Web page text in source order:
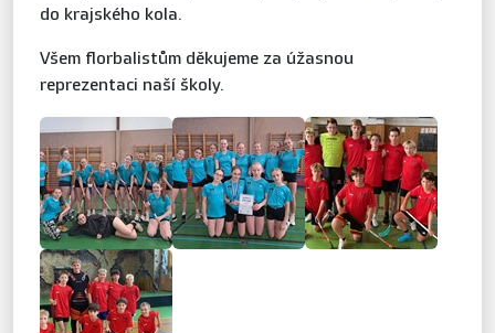
do krajského kola.
Všem florbalistům děkujeme za úžasnou
reprezentaci naší školy.